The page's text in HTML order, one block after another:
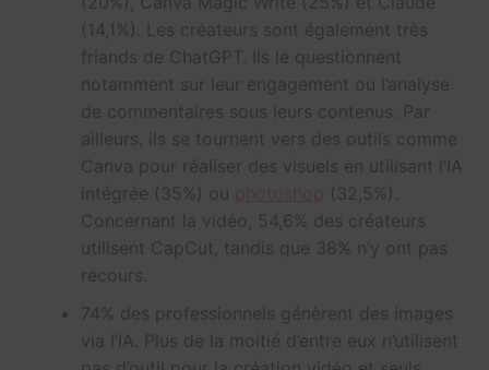
(14,1%). Les créateurs sont également très
friands de ChatGPT. Ils le questionnent
notamment sur leur engagement ou l’analyse
de commentaires sous leurs contenus. Par
ailleurs, ils se tournent vers des outils comme
Canva pour réaliser des visuels en utilisant l’IA
intégrée (35%) ou
(32,5%).
Concernant la vidéo, 54,6% des créateurs
utilisent CapCut, tandis que 38% n’y ont pas
recours.
74% des professionnels génèrent des images
via l’IA. Plus de la moitié d’entre eux n’utilisent